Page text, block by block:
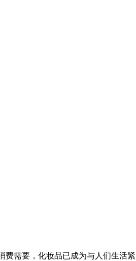
需要，化妆品已成为与人们生活